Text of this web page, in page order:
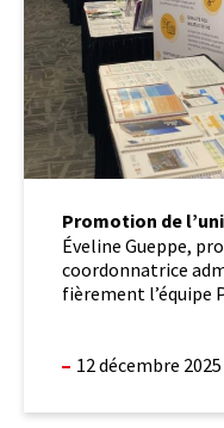
Promotion de
Éveline Gueppe,
coordonnatrice
fièrement l’équipe
12 décembre 2025